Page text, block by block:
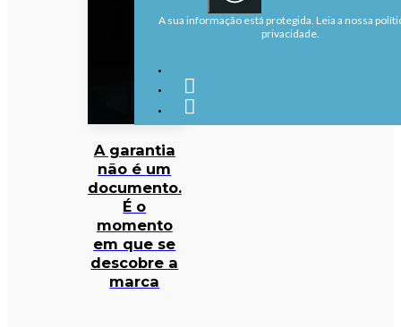
A garantia
não é um
documento.
É o
momento
em que se
descobre a
marca
A sua informação está protegida. Leia a nossa
privacidade.